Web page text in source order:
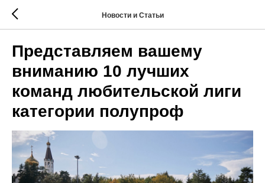
Новости и Статьи
Представляем вашему
вниманию 10 лучших
команд любительской лиги
категории полупроф